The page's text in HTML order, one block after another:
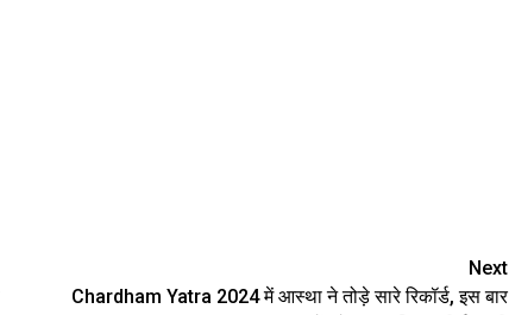
Next
Chardham Yatra 2024 में आस्था ने तोड़े सारे रिकॉर्ड, इस बार